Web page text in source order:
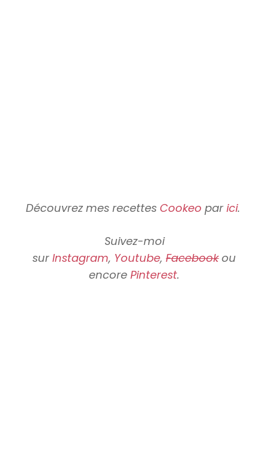
Découvrez mes recettes Cookeo par ici.
Suivez-moi
surInstagram, Youtube,Facebookou
encorePinterest.